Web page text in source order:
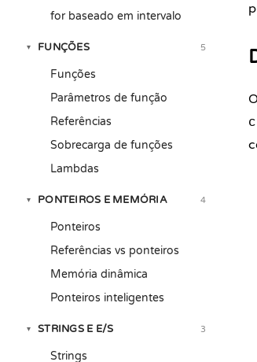
for baseado em intervalo
▾ FUNÇÕES 5
Funções
Parâmetros de função
Referências
Sobrecarga de funções
Lambdas
▾ PONTEIROS E MEMÓRIA 4
Ponteiros
Referências vs ponteiros
Memória dinâmica
Ponteiros inteligentes
▾ STRINGS E E/S 3
Strings